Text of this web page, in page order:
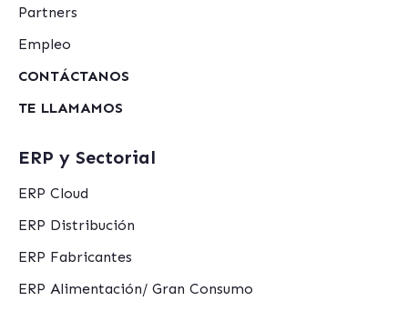
Partners
Empleo
CONTÁCTANOS
TE LLAMAMOS
ERP y Sectorial
ERP Cloud
ERP Distribución
ERP Fabricantes
ERP Alimentación/ Gran Consumo